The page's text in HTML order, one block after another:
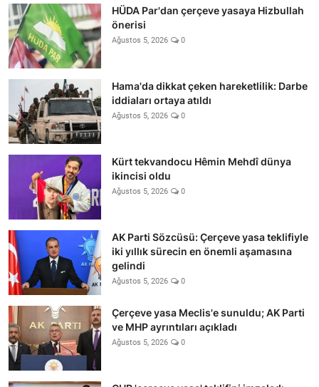
HÜDA Par'dan çerçeve yasaya Hizbullah
önerisi
Ağustos 5, 2026 0
Hama'da dikkat çeken hareketlilik: Darbe
iddiaları ortaya atıldı
Ağustos 5, 2026 0
Kürt tekvandocu Hêmin Mehdî dünya
ikincisi oldu
Ağustos 5, 2026 0
AK Parti Sözcüsü: Çerçeve yasa teklifiyle
iki yıllık sürecin en önemli aşamasına
gelindi
Ağustos 5, 2026 0
Çerçeve yasa Meclis'e sunuldu; AK Parti
ve MHP ayrıntıları açıkladı
Ağustos 5, 2026 0